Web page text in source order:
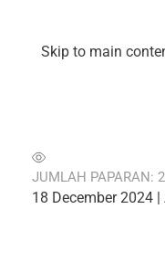
Skip to main
JUMLAH PAPARAN:
18 December 2024 |